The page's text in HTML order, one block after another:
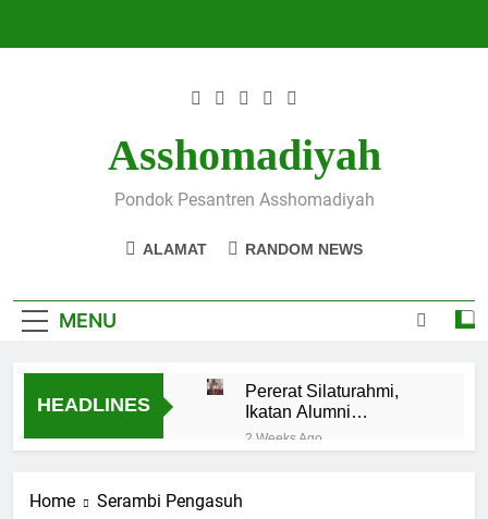
Asshomadiyah
Pondok Pesantren Asshomadiyah
ALAMAT RANDOM NEWS
MENU
HEADLINES
Pererat Silaturahmi,
Ikatan Alumni
Asshomadiyah Gelar
Pertemuan Rutin dan
2 Weeks Ago
Home Serambi Pengasuh